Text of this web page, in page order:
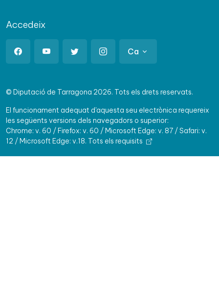
Accedeix
Ca
© Diputació de Tarragona 2026. Tots els drets reservats.
El funcionament adequat d'aquesta seu electrònica requereix
les següents versions dels navegadors o superior:
Chrome: v. 60 / Firefox: v. 60 / Microsoft Edge: v. 87 / Safari: v.
12 / Microsoft Edge: v.18. Tots els requisits